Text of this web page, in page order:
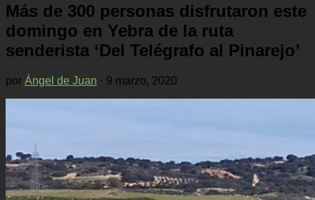
Más de 300 personas disfrutaron este
domingo en Yebra de la ruta
senderista ‘Del Telégrafo al Pinarejo’
por Ángel de Juan · 9 marzo, 2020